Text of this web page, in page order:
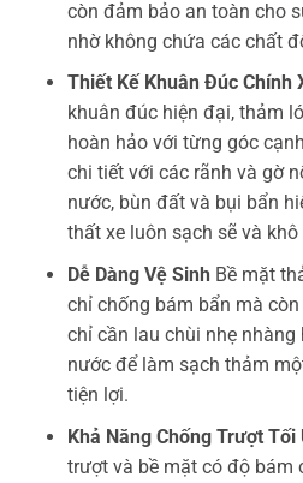
còn đảm bảo an toàn cho
nhờ không chứa các chất
Thiết Kế Khuân Đúc Chính
khuân đúc hiện đại, thảm
hoàn hảo với từng góc
chi tiết với các rãnh và gờ
nước, bùn đất và bụi bẩn
thất xe luôn sạch sẽ và khô
Dễ Dàng Vệ Sinh Bề mặt
chỉ chống bám bẩn mà
chỉ cần lau chùi nhẹ
nước để làm sạch thảm
tiện lợi.
Khả Năng Chống Trượt Tối
trượt và bề mặt có độ bám